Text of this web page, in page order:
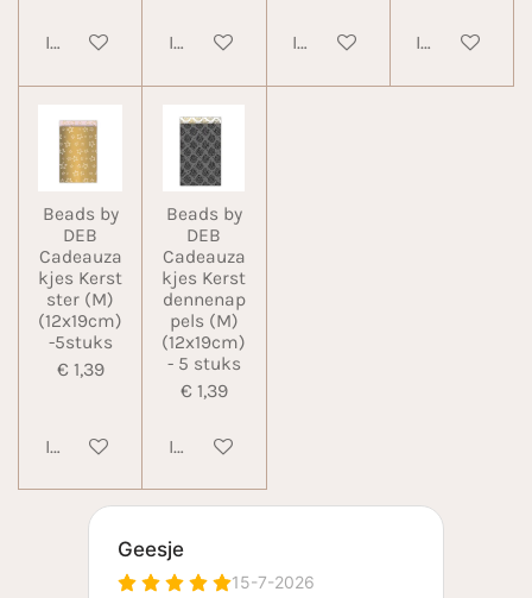
In winkelwagenIn winkelwagenIn winkelwagen
In
Beads by
DEB
Cadeauza
kjes Kerst
ster (M)
(12x19cm)
-5stuks
€ 1,39
In winkelwagen
Beads by
DEB
Cadeauza
kjes Kerst
dennenap
pels (M)
(12x19cm)
- 5 stuks
€ 1,39
In winkelwagen